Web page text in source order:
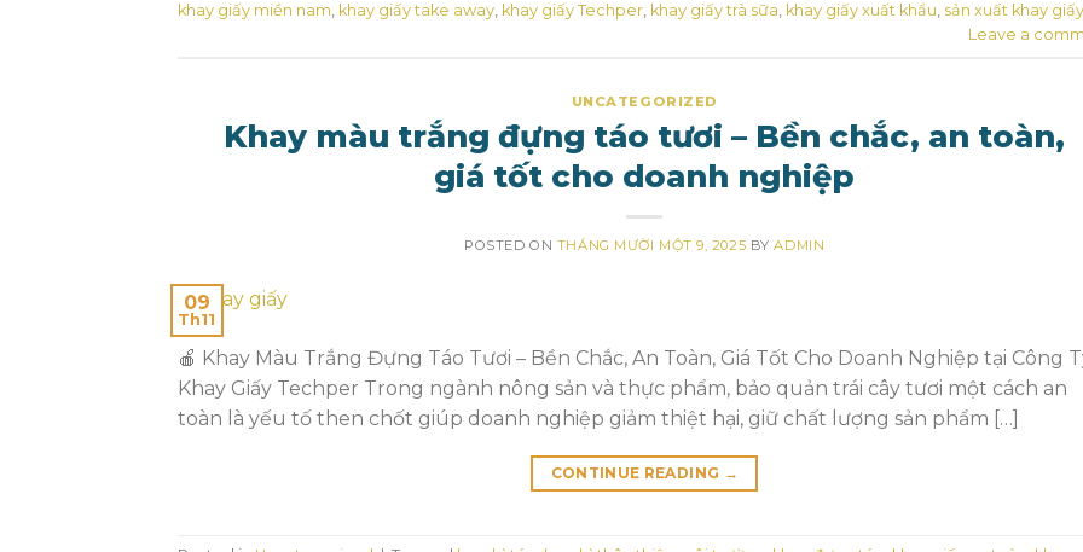
khay giấy miền nam, khay giấy take away, khay giấy Techper, khay giấy trà sữa, khay giấy xuất khẩu, sản xuất khay giấy
Leave a
UNCATEGORIZED
Khay màu trắng đựng táo tươi – Bền chắc, an toàn,
giá tốt cho doanh nghiệp
POSTED ON THÁNG MƯỜI MỘT 9, 2025 BYADMIN
09
Th11
🍎 Khay Màu Trắng Đựng Táo Tươi – Bền Chắc, An Toàn, Giá Tốt Cho Doanh Nghiệp tại Công
Khay Giấy Techper Trong ngành nông sản và thực phẩm, bảo quản trái cây tươi một cách an
toàn là yếu tố then chốt giúp doanh nghiệp giảm thiệt hại, giữ chất lượng sản phẩm […]
CONTINUE READING →